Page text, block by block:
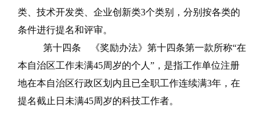
类、技术开发类、企业创新类3个类别，分别按各类的
条件进行提名和评审。
第十四条
《奖励办法》第十四条第一款所称“在
本自治区工作未满45周岁的个人 ”， 是指工作单位注册
地在本自治区行政区划内且已全职工作连续满3年，在
提名截止日未满45周岁的科技工作者。